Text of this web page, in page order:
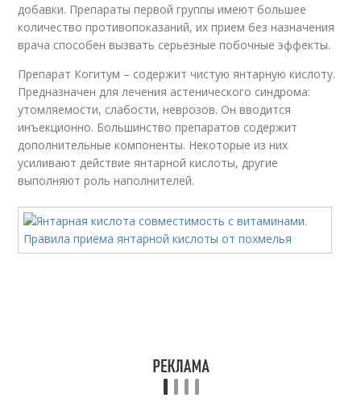
добавки. Препараты первой группы имеют большее
количество противопоказаний, их прием без назначения
врача способен вызвать серьезные побочные эффекты.
Препарат Когитум – содержит чистую янтарную кислоту.
Предназначен для лечения астенического синдрома:
утомляемости, слабости, неврозов. Он вводится
инъекционно. Большинство препаратов содержит
дополнительные компоненты. Некоторые из них
усиливают действие янтарной кислоты, другие
выполняют роль наполнителей.